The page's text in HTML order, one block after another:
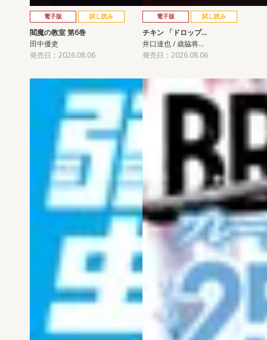
電子版 試し読み
閻魔の教室 第6巻
田中優吏
発売日：2026.08.06
電子版 試し読み
チキン 「ドロップ…
井口達也 / 歳脇将…
発売日：2026.08.06